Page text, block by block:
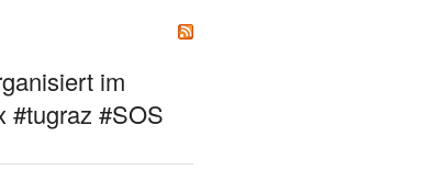
im
#tugraz #SOS